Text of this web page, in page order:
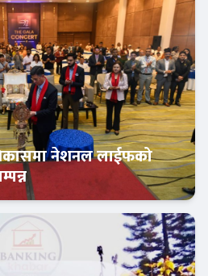
नेशनल लाईफको